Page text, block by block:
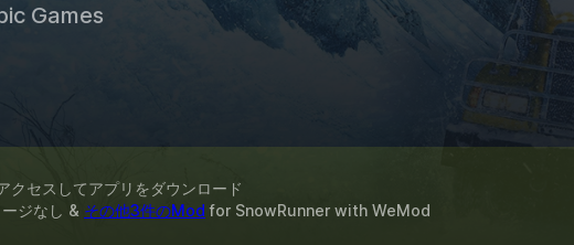
Games
クセスしてアプリをダウンロード
ジなし & その他3件のMod for SnowRunner with WeMod